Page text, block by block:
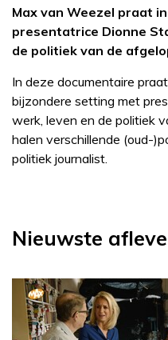
Max van Weezel praat
presentatrice Dionne
de politiek van de
In deze documentaire
bijzondere setting met
werk, leven en de politiek
halen verschillende (oud-
politiek journalist.
Nieuwste